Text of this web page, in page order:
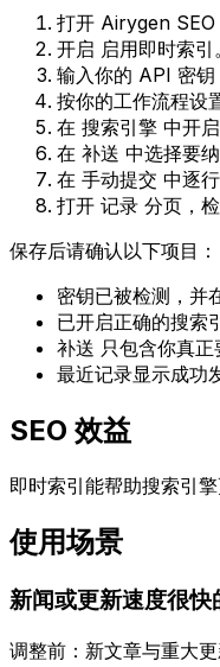
打开 Airygen SEO
开启 启用即时索引 。
输入你的 API 密钥
按你的工作流程设
在 搜索引擎 中开
在 补送 中选择要
在 手动提交 中逐
打开 记录 分页，
保存后请确认以下项目：
密钥已被检测，并
已开启正确的搜索
补送 只包含你真正
最近记录显示成功
SEO 效益
即时索引能帮助搜索引
使用场景
新闻或更新速度很快
调整前：新文章与重大